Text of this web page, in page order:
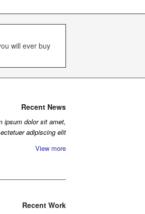
will ever buy
Recent News
ipsum dolor sit amet,
adipiscing elit.
View more
Recent Work